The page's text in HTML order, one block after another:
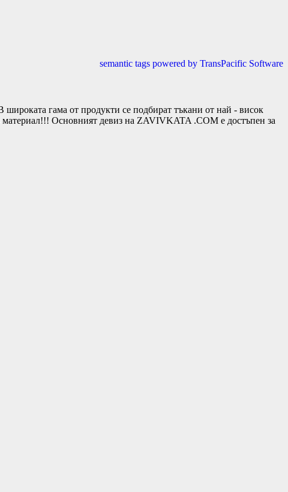
semantic tags powered by TransPacific Software
гама от продукти се подбират тъкани от най - висок
Основният девиз на ZAVIVKATA .COM е достъпен за